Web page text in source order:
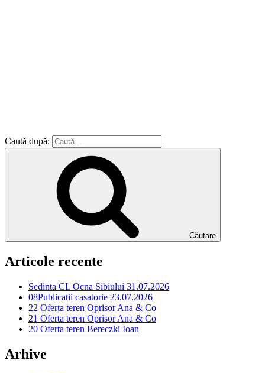
Caută după:
Căutare
Articole recente
Sedinta CL Ocna Sibiului 31.07.2026
08Publicatii casatorie 23.07.2026
22 Oferta teren Oprisor Ana & Co
21 Oferta teren Oprisor Ana & Co
20 Oferta teren Bereczki Ioan
Arhive